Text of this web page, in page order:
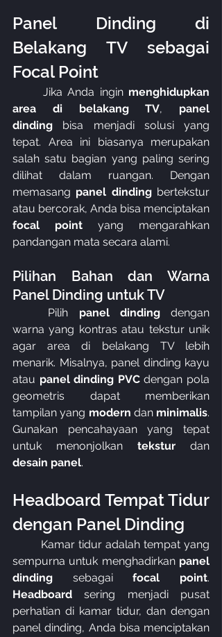
Panel Dinding di
Belakang TV sebagai
Focal Point
	Jika Anda ingin
menghidupkan
area di belakang TV, panel
dinding bisa menjadi solusi yang
tepat. Area ini biasanya merupakan
salah satu bagian yang paling sering
dilihat dalam ruangan. Dengan
memasang panel dinding bertekstur
focal point yang mengarahkan
pandangan mata secara alami.
Pilihan Bahan dan Warna
Panel Dinding untuk TV
	Pilih
panel dinding dengan
warna yang kontras atau tekstur unik
agar area di belakang TV lebih
menarik. Misalnya, panel dinding kayu
atau panel dinding PVC dengan pola
geometris dapat memberikan
tampilan yang modern dan minimalis.
Gunakan pencahayaan yang tepat
untuk menonjolkan tekstur
desain panel.
Headboard Tempat Tidur
dengan Panel Dinding
sempurna untuk menghadirkan panel
dinding sebagai focal point
Headboard sering menjadi pusat
perhatian di kamar tidur, dan dengan
panel dinding, Anda bisa menciptakan